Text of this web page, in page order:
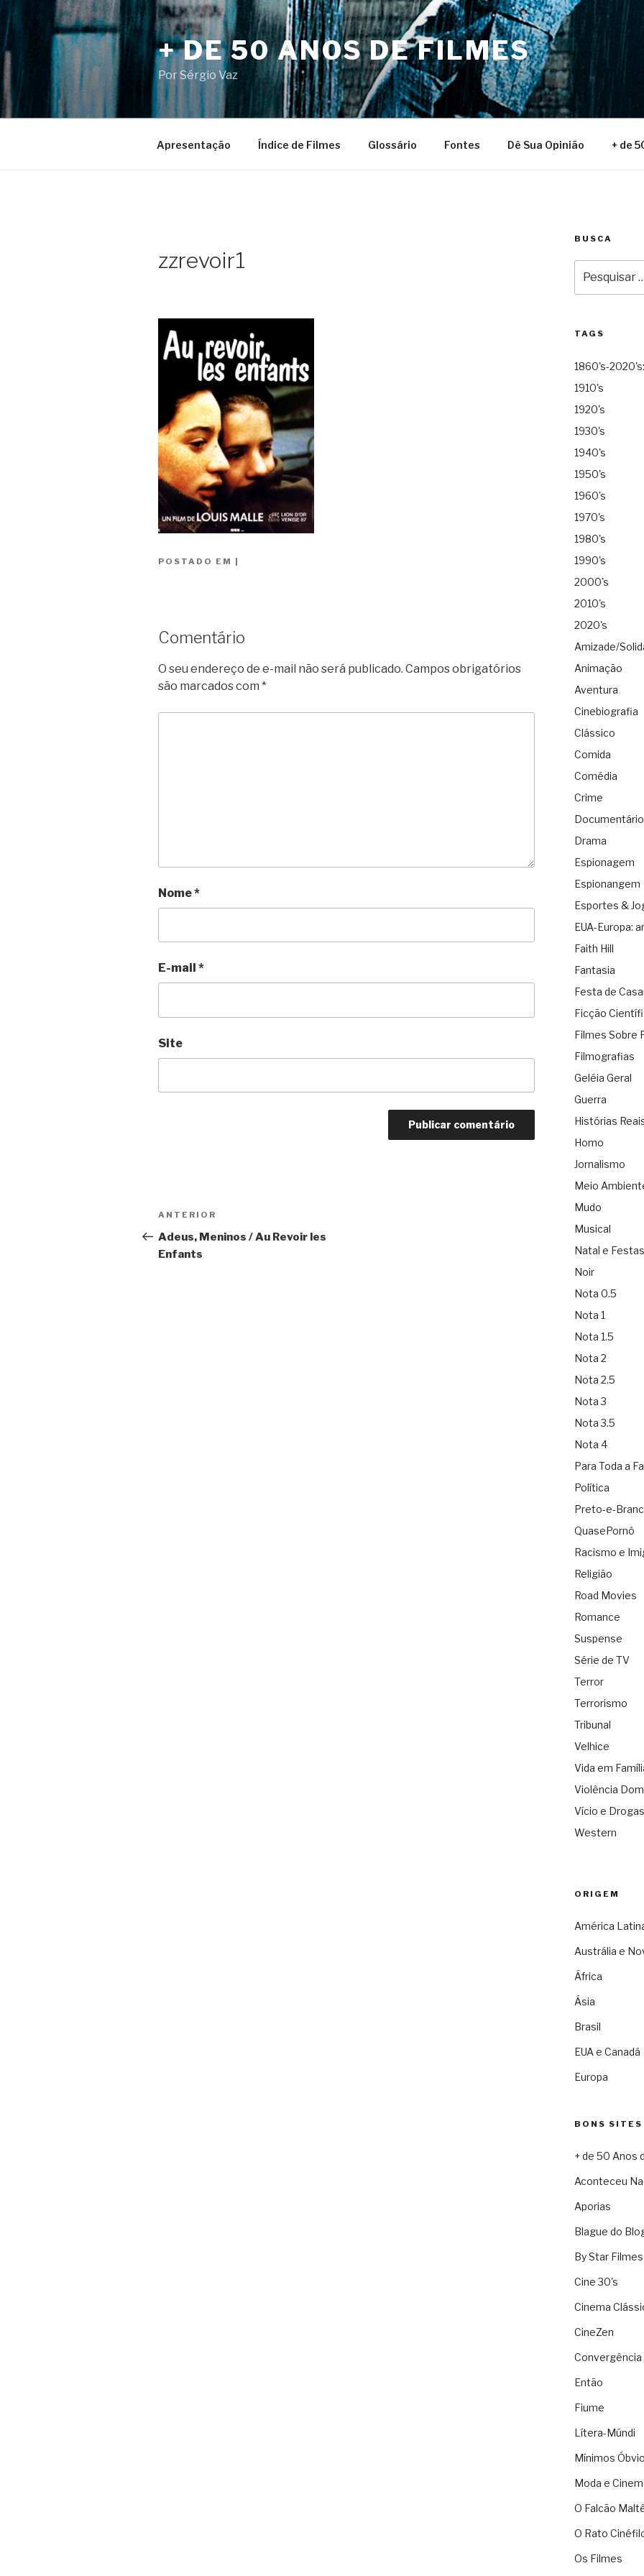
para
o
conteúdo
+ DE 50 ANOS DE FILMES
Por Sérgio Vaz
Apresentação Índice de Filmes Glossário Fontes Dê Sua Opinião + de
zzrevoir1
POSTADO EM
Comentário
O seu endereço de e-mail não será publicado. Campos obrigatórios
são marcados com *
Nome*
E-mail *
Site
Navegação
de
Post
Anterior
ANTERIOR
Adeus, Meninos / Au Revoir les
Enfants
BUSCA
por:
TAGS
1860's-
1910's
1920's
1930's
1940's
1950's
1960's
1970's
1980's
1990's
2000's
2010's
2020's
Amizade/
Animação
Aventura
Cinebiografia
Clássico
Comida
Comédia
Crime
Documentário
Drama
Espionagem
Espionangem
Esportes &
EUA-Europa:
Faith Hill
Fantasia
Festa de
Ficção
Filmes Sobre
Filmografias
Geléia Geral
Guerra
Histórias
Homo
Jornalismo
Meio
Mudo
Musical
Natal e Festas
Noir
Nota 0.5
Nota 1
Nota 1.5
Nota 2
Nota 2.5
Nota 3
Nota 3.5
Nota 4
Para Toda a
Política
Preto-e-
QuasePornô
Racismo e
Religião
Road Movies
Romance
Suspense
Série de TV
Terror
Terrorismo
Tribunal
Velhice
Vida em
Violência
Vício e Drogas
Western
ORIGEM
América
Austrália e
África
Ásia
Brasil
EUA e Canadá
Europa
BONS SITES
+ de 50 Anos
Aconteceu
Aporias
Blague do
By Star Filmes
Cine 30's
Cinema
CineZen
Convergência
Então
Fiume
Lítera-Múndi
Mínimos
Moda e
O Falcão
O Rato
Os Filmes